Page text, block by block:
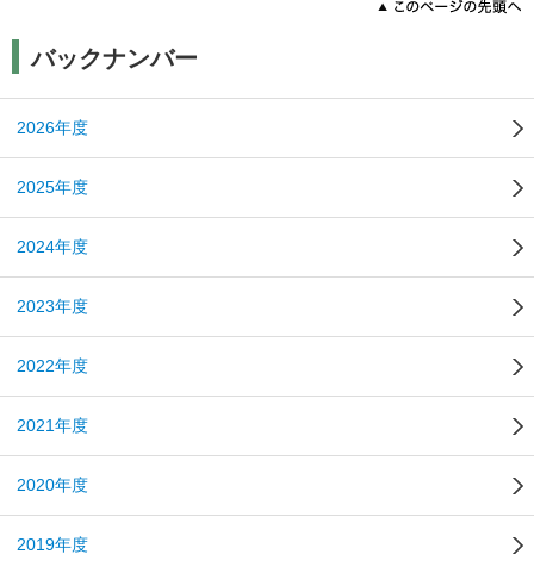
バックナンバー
2026年度
2025年度
2024年度
2023年度
2022年度
2021年度
2020年度
2019年度